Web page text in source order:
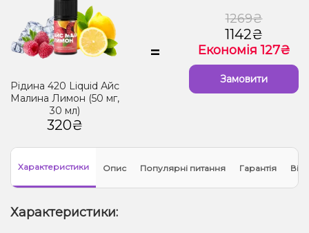
Рідина 420 Liquid Айс
Малина Лимон (50 мг,
30 мл)
320₴
=
1269₴
1142₴
Економія 127₴
Замовити
Характеристики Опис Популярні питання Гарантія
Характеристики: